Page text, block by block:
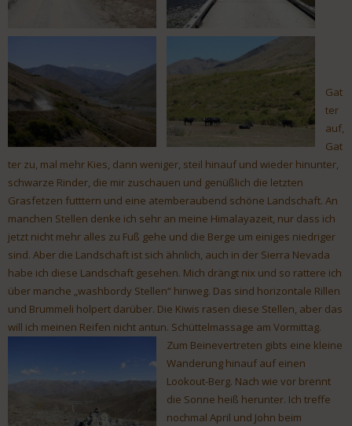
Gat
ter
auf,
Gat
ter zu, mal mehr Kies, dann weniger, steil hinauf und wieder hinunter,
schwarze Rinder, die mir zuschauen und genüßlich die letzten
Grasfetzen futttern und eine atemberaubend schöne Landschaft. An
manchen Stellen denke ich sehr an meine Himalayazeit, nur dass ich
jetzt nicht mehr alles zu Fuß gehe und die Berge um einiges niedriger
sind. Aber die Landschaft ist sich ähnlich, auch in der Sierra Nevada
habe ich diese Landschaft gesehen. Mich drängt nix und so rattere ich
über manche „washbordy Stellen“ hinweg. Das sind horizontale Rillen
und Brummeli holpert darüber. Die Kiwis rasen diese Stellen, aber das
will ich meinen Reifen nicht antun. Schüttelmassage am Vormittag.
Zum Beinevertreten gibts eine kleine
Wanderung hinauf auf einen
Lookout-Berg. Nach wie vor brennt
die Sonne heiß herunter. Ich treffe
nochmal April und John beim